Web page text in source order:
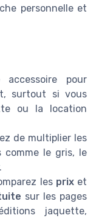
personnelle et
pour
surtout si vous
ou la location
de multiplier les
comme le gris, le
les prixet
sur les pages
jaquette,